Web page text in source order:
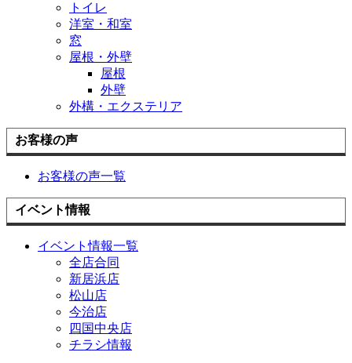
トイレ
洋室・和室
窓
屋根・外壁
屋根
外壁
外構・エクステリア
お客様の声
お客様の声一覧
イベント情報
イベント情報一覧
全店合同
新居浜店
松山店
今治店
四国中央店
チラシ情報